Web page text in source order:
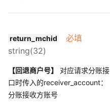
return_mchid
必填
string(32)
【回退商户号】
对应请求分账接
口时传入的receiver_account：
分账接收方账号